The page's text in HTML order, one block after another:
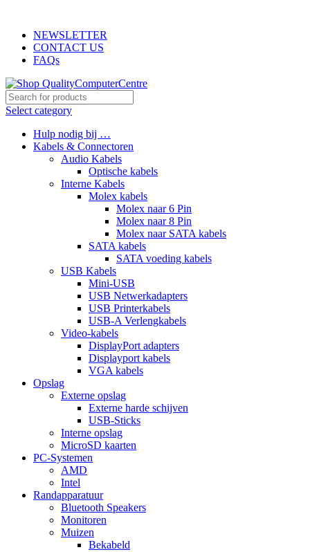
NEWSLETTER
CONTACT US
FAQs
Select category
Hulp nodig bij …
Kabels & Connectoren
Audio Kabels
Optische kabels
Interne Kabels
Molex kabels
Molex naar 6 Pin
Molex naar 8 Pin
Molex naar SATA kabels
SATA kabels
SATA voeding kabels
USB Kabels
Mini-USB
USB Netwerkadapters
USB Printerkabels
USB-A Verlengkabels
Video-kabels
DisplayPort adapters
Displayport kabels
VGA kabels
Opslag
Externe opslag
Externe harde schijven
USB-Sticks
Interne opslag
MicroSD kaarten
PC-Systemen
AMD
Intel
Randapparatuur
Bluetooth Speakers
Monitoren
Muizen
Bekabeld